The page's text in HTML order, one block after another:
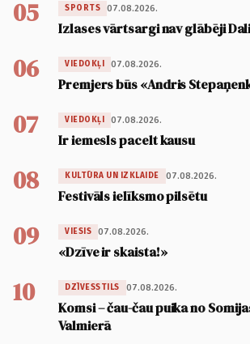
05 SPORTS 07.08.2026.
Izlases vārtsargi nav glābēji
06 VIEDOKĻI 07.08.2026.
Premjers būs «Andris
07 VIEDOKĻI 07.08.2026.
Ir iemesls pacelt kausu
08 KULTŪRA UN IZKLAIDE 07.08.2026.
Festivāls ielīksmo pilsētu
09 VIESIS 07.08.2026.
«Dzīve ir skaista!»
10 DZĪVESSTILS 07.08.2026.
Komsi – čau-čau puika no
Valmierā